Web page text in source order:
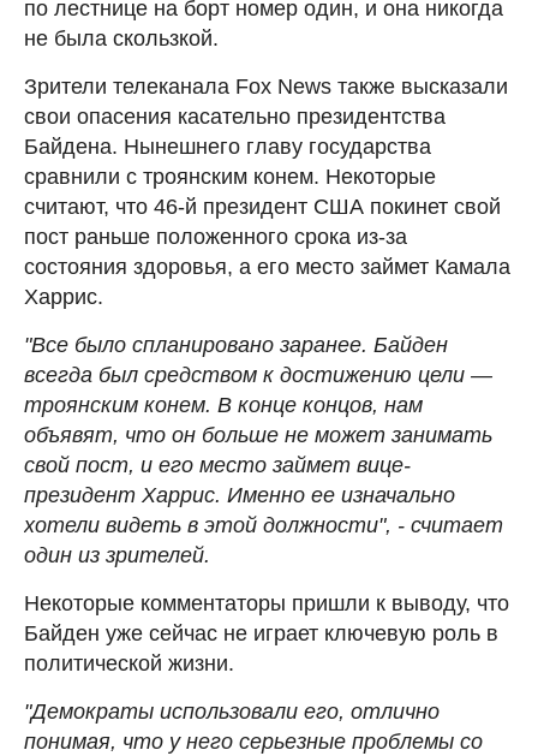
по лестнице на борт номер один, и она никогда
не была скользкой.
Зрители телеканала Fox News также высказали
свои опасения касательно президентства
Байдена. Нынешнего главу государства
сравнили с троянским конем. Некоторые
считают, что 46-й президент США покинет свой
пост раньше положенного срока из-за
состояния здоровья, а его место займет Камала
Харрис.
"Все было спланировано заранее. Байден
всегда был средством к достижению цели —
троянским конем. В конце концов, нам
объявят, что он больше не может занимать
свой пост, и его место займет вице-
президент Харрис. Именно ее изначально
хотели видеть в этой должности", - считает
один из зрителей.
Некоторые комментаторы пришли к выводу, что
Байден уже сейчас не играет ключевую роль в
политической жизни.
"Демократы использовали его, отлично
понимая, что у него серьезные проблемы со